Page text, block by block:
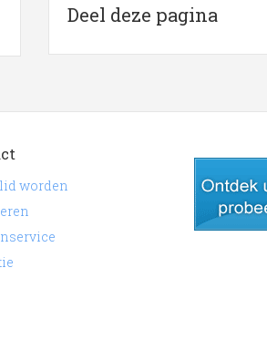
Deel deze pagina
worden